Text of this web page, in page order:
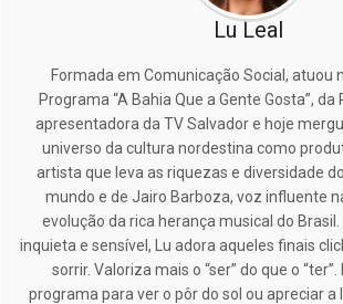
Lu Leal
Formada em Comunicação Social, atuou
Programa “A Bahia Que a Gente Gosta”, da
apresentadora da TV Salvador e hoje
universo da cultura nordestina como
artista que leva as riquezas e diversidade
mundo e de Jairo Barboza, voz influente
evolução da rica herança musical do
inquieta e sensível, Lu adora aqueles finais
sorrir. Valoriza mais o “ser” do que o
programa para ver o pôr do sol ou apreciar a